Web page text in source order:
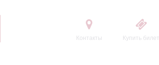
Контакты Купить билет